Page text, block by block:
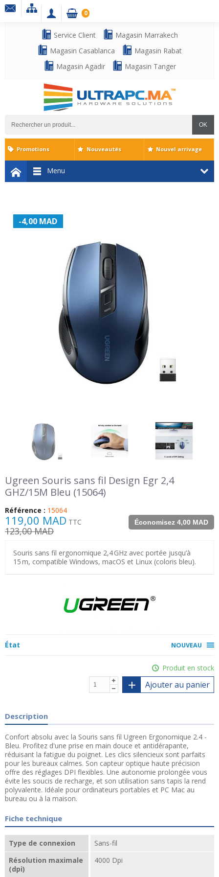
Service Client
Magasin Marrakech
Magasin Casablanca
Magasin Rabat
Magasin Agadir
Magasin Tanger
OK
0
Menu
Promotions Nouveautés Nouvel arrivage
-4,00 MAD
Ugreen Souris sans fil Design Egr 2,4
GHZ/15M Bleu (15064)
Référence : 15064
Économisez 4,00 MAD
119,00 MAD TTC
123,00 MAD
Souris sans fil ergonomique 2,4 GHz avec portée jusqu’à
15 m, compatible Windows, macOS et Linux (coloris bleu).
État NOUVEAU
Produit en stock
Ajouter au panier
Description
Confort absolu avec la Souris sans fil Ugreen Ergonomique 2.4 -
Bleu. Profitez d'une prise en main douce et antidérapante,
réduisant la fatigue du poignet. Les clics silencieux sont parfaits
pour les bureaux calmes. Son capteur optique haute précision
offre des réglages DPI flexibles. Une autonomie prolongée vous
évite les soucis de recharge, et son utilisation sans tapis la rend
polyvalente. Idéale pour ordinateurs portables et PC Mac au
bureau ou à la maison.
Fiche technique
Type de connexion
Sans-fil
Résolution maximale
(dpi)
4000 Dpi